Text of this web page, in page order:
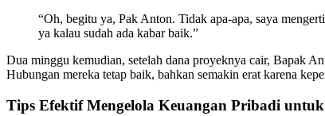
“Oh, begitu ya, Pak Anton. Tidak apa-apa, saya
ya kalau sudah ada kabar baik.”
Dua minggu kemudian, setelah dana proyeknya cair, Bapak
Hubungan mereka tetap baik, bahkan semakin erat karena
Tips Efektif Mengelola Keuangan Pribadi